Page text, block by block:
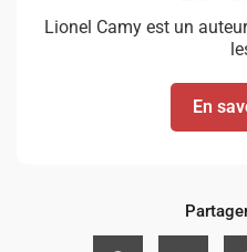
Lionel Camy est un
En